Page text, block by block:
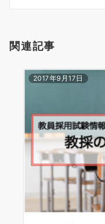
ン
関連記事
2017年9月17日